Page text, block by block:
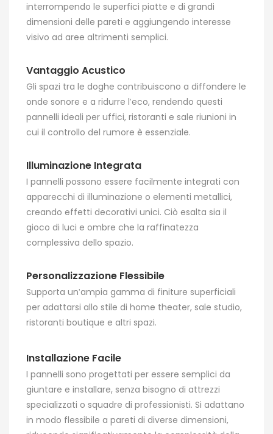
ed echi nello spazio,
migliorando la chiarezza
interrompendo le superfici piatte e di grandi
dimensioni delle pareti e aggiungendo interesse
visivo ad aree altrimenti semplici.
Vantaggio Acustico
Gli spazi tra le doghe contribuiscono a diffondere le
onde sonore e a ridurre l'eco, rendendo questi
pannelli ideali per uffici, ristoranti e sale riunioni in
cui il controllo del rumore è essenziale.
Illuminazione Integrata
I pannelli possono essere facilmente integrati con
apparecchi di illuminazione o elementi metallici,
creando effetti decorativi unici. Ciò esalta sia il
gioco di luci e ombre che la raffinatezza
complessiva dello spazio.
Personalizzazione Flessibile
Supporta un'ampia gamma di finiture superficiali
per adattarsi allo stile di home theater, sale studio,
ristoranti boutique e altri spazi.
Installazione Facile
I pannelli sono progettati per essere semplici da
giuntare e installare, senza bisogno di attrezzi
specializzati o squadre di professionisti. Si adattano
in modo flessibile a pareti di diverse dimensioni,